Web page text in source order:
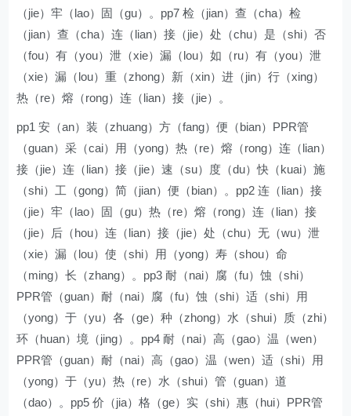
（jie）牢（lao）固（gu）。pp7 检（jian）查（cha）检
（jian）查（cha）连（lian）接（jie）处（chu）是（shi）否
（fou）有（you）泄（xie）漏（lou）如（ru）有（you）泄
（xie）漏（lou）重（zhong）新（xin）进（jin）行（xing）
热（re）熔（rong）连（lian）接（jie）。
pp1 安（an）装（zhuang）方（fang）便（bian）PPR管
（guan）采（cai）用（yong）热（re）熔（rong）连（lian）
接（jie）连（lian）接（jie）速（su）度（du）快（kuai）施
（shi）工（gong）简（jian）便（bian）。pp2 连（lian）接
（jie）牢（lao）固（gu）热（re）熔（rong）连（lian）接
（jie）后（hou）连（lian）接（jie）处（chu）无（wu）泄
（xie）漏（lou）使（shi）用（yong）寿（shou）命
（ming）长（zhang）。pp3 耐（nai）腐（fu）蚀（shi）
PPR管（guan）耐（nai）腐（fu）蚀（shi）适（shi）用
（yong）于（yu）各（ge）种（zhong）水（shui）质（zhi）
环（huan）境（jing）。pp4 耐（nai）高（gao）温（wen）
PPR管（guan）耐（nai）高（gao）温（wen）适（shi）用
（yong）于（yu）热（re）水（shui）管（guan）道
（dao）。pp5 价（jia）格（ge）实（shi）惠（hui）PPR管